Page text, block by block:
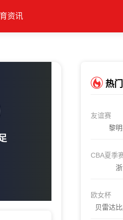
资讯
热
友谊赛
黎
CBA夏季
欧女杯